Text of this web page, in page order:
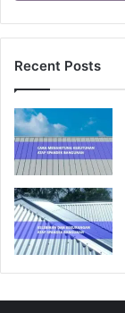
Recent Posts